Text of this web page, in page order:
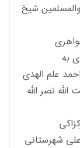
شیخ
به
علم الهدی
نصر الله
شهرستانی